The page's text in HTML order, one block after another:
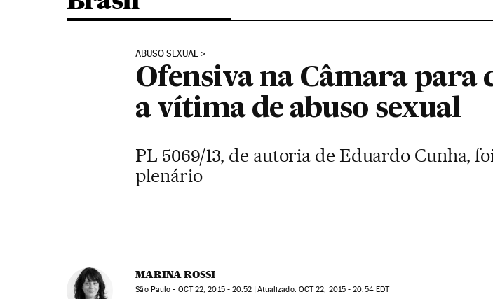
ABUSO SEXUAL
Ofensiva na Câmara
a vítima de abuso sexual
PL 5069/13, de autoria de Eduardo Cunha,
plenário
MARINA ROSSI
São Paulo - OCT22, 2015 - 20:52 atualizado: OCT22, 2015 - 20:54EDT